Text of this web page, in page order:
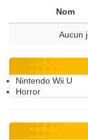
Nom
Aucun
Nintendo Wii U
Horror